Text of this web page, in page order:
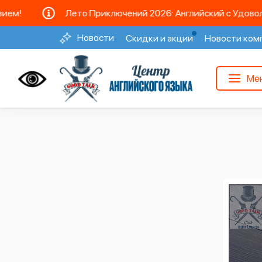
Лето Приключений 2026: Английский с
Новости Скидки и акции Новости